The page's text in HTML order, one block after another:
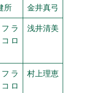
所 金井真弓
ラ
ロ
浅井清美
ラ
ロ
村上理恵